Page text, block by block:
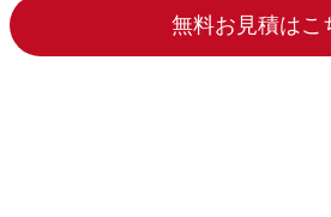
無料お見積はこ